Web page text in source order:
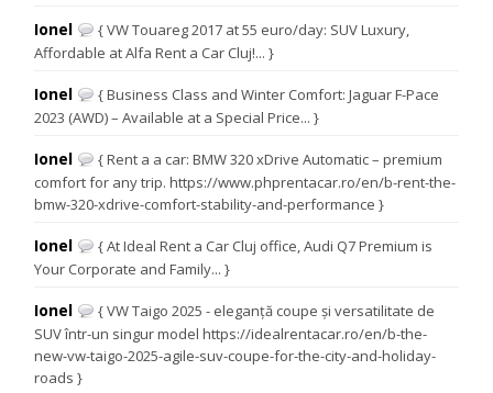
Ionel
{ VW Touareg 2017 at 55 euro/day: SUV Luxury,
Affordable at Alfa Rent a Car Cluj!... }
Ionel
{ Business Class and Winter Comfort: Jaguar F-Pace
2023 (AWD) – Available at a Special Price... }
Ionel
{ Rent a a car: BMW 320 xDrive Automatic – premium
comfort for any trip. https://www.phprentacar.ro/en/b-rent-the-
bmw-320-xdrive-comfort-stability-and-performance }
Ionel
{ At Ideal Rent a Car Cluj office, Audi Q7 Premium is
Your Corporate and Family... }
Ionel
{ VW Taigo 2025 - eleganță coupe și versatilitate de
SUV într-un singur model https://idealrentacar.ro/en/b-the-
new-vw-taigo-2025-agile-suv-coupe-for-the-city-and-holiday-
roads }